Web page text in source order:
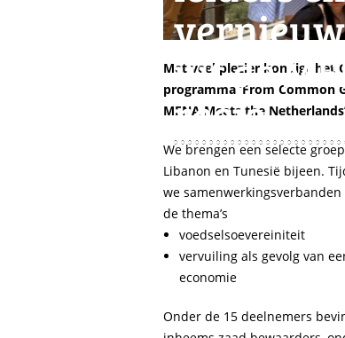
uit de
regio
Met veel plezier kondigt het
programma ‘From Common
MENA Meets the
We brengen een selecte
Libanon en Tunesië bijeen.
we
de thema’s
voedselsoevereiniteit
vervuiling als gevolg van
economie
Onder de 15 deelnemers